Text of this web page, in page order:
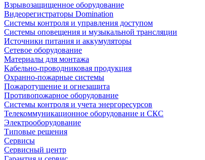
Взрывозащищенное оборудование
Видеорегистраторы Domination
Системы контроля и управления доступом
Системы оповещения и музыкальной трансляции
Источники питания и аккумуляторы
Сетевое оборудование
Материалы для монтажа
Кабельно-проводниковая продукция
Охранно-пожарные системы
Пожаротушение и огнезащита
Противопожарное оборудование
Системы контроля и учета энергоресурсов
Телекоммуникационное оборудование и СКС
Электрооборудование
Типовые решения
Сервисы
Сервисный центр